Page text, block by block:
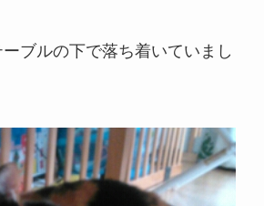
ブルの下で落ち着いていまし